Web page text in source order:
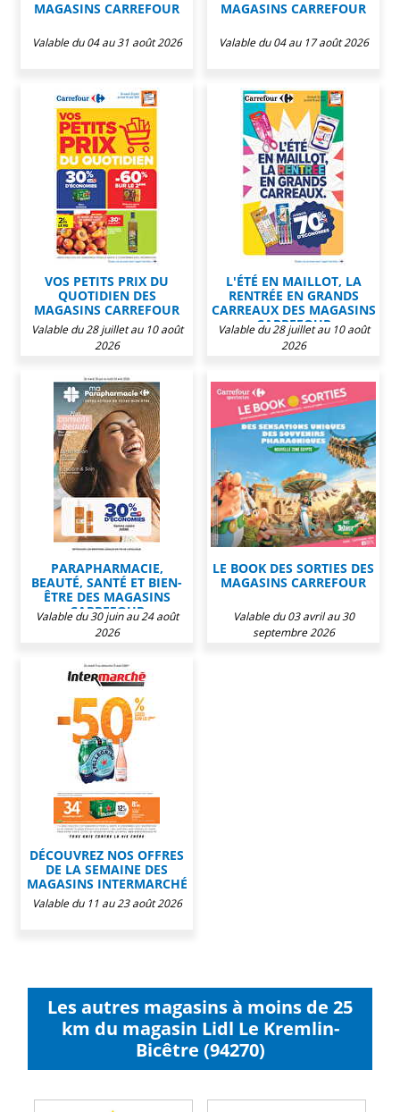
MAGASINS CARREFOUR
Valable du 04 au 31 août 2026
MAGASINS CARREFOUR
Valable du 04 au 17 août 2026
VOS PETITS PRIX DU
QUOTIDIEN DES
MAGASINS CARREFOUR
Valable du 28 juillet au 10 août
2026
L'ÉTÉ EN MAILLOT, LA
RENTRÉE EN GRANDS
CARREAUX DES MAGASINS
CARREFOUR
Valable du 28 juillet au 10 août
2026
PARAPHARMACIE,
BEAUTÉ, SANTÉ ET BIEN-
ÊTRE DES MAGASINS
CARREFOUR
Valable du 30 juin au 24 août
2026
LE BOOK DES SORTIES DES
MAGASINS CARREFOUR
Valable du 03 avril au 30
septembre 2026
DÉCOUVREZ NOS OFFRES
DE LA SEMAINE DES
MAGASINS INTERMARCHÉ
Valable du 11 au 23 août 2026
Les autres magasins à moins de 25
km du magasin Lidl Le Kremlin-
Bicêtre (94270)